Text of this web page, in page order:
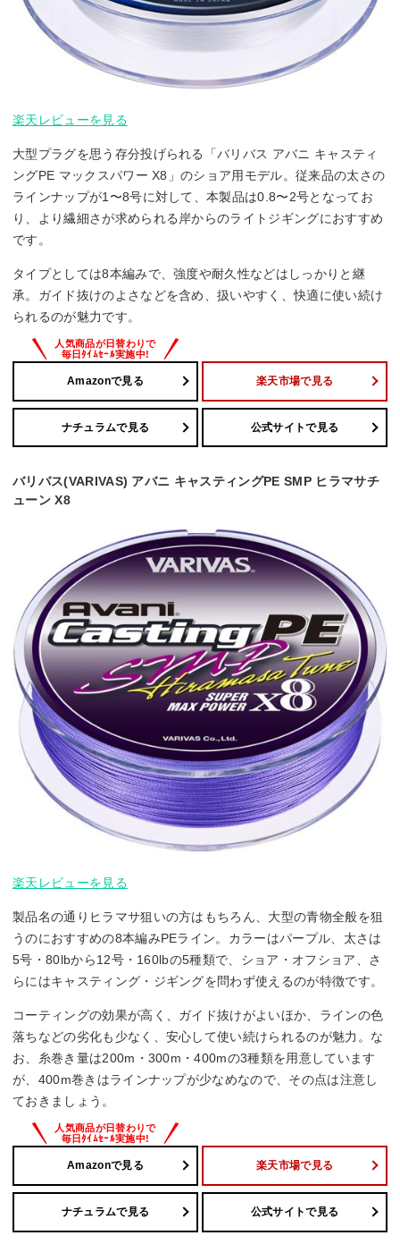
楽天レビューを見る
大型プラグを思う存分投げられる「バリバス アバニ キャスティ
ングPE マックスパワー X8」のショア用モデル。従来品の太さの
ラインナップが1〜8号に対して、本製品は0.8〜2号となってお
り、より繊細さが求められる岸からのライトジギングにおすすめ
です。
タイプとしては8本編みで、強度や耐久性などはしっかりと継
承。ガイド抜けのよさなどを含め、扱いやすく、快適に使い続け
られるのが魅力です。
Amazonで見る 楽天市場で見る
ナチュラムで見る 公式サイトで見る
バリバス(VARIVAS) アバニ キャスティングPE SMP ヒラマサチ
ューン X8
楽天レビューを見る
製品名の通りヒラマサ狙いの方はもちろん、大型の青物全般を狙
うのにおすすめの8本編みPEライン。カラーはパープル、太さは
5号・80lbから12号・160lbの5種類で、ショア・オフショア、さ
らにはキャスティング・ジギングを問わず使えるのが特徴です。
コーティングの効果が高く、ガイド抜けがよいほか、ラインの色
落ちなどの劣化も少なく、安心して使い続けられるのが魅力。な
お、糸巻き量は200m・300m・400mの3種類を用意しています
が、400m巻きはラインナップが少なめなので、その点は注意し
ておきましょう。
Amazonで見る 楽天市場で見る
ナチュラムで見る 公式サイトで見る